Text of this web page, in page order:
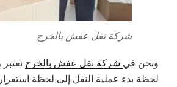
شركة نقل عفش بالخرج
ونحن في شركة نقل عفش بالخرج
لحظة بدء عملية النقل إلى لحظة